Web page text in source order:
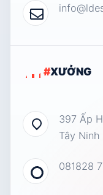
#XƯỞNG
397 Ấp
Tây Ninh
081828